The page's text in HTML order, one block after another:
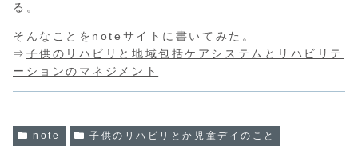
る。
そんなことをnoteサイトに書いてみた。
⇒ 子供のリハビリと地域包括ケアシステムとリハビリテ
ーションのマネジメント
note 子供のリハビリとか児童デイのこと